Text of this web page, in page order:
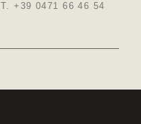
T. +39 0471 66 46 54